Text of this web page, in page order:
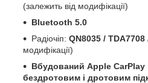
(залежить від модифікації)
Bluetooth 5.0
Радіочіп: QN8035 / TDA7708
модифікації)
Вбудований Apple CarPlay
бездротовим і дротовим